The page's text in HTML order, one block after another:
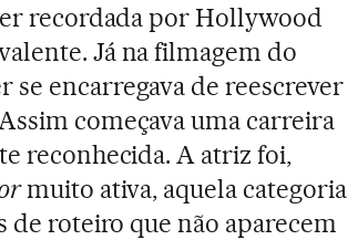
recordada por Hollywood
Já na filmagem do
se encarregava de reescrever
começava uma carreira
reconhecida. A atriz foi,
muito ativa, aquela categoria
de roteiro que não aparecem